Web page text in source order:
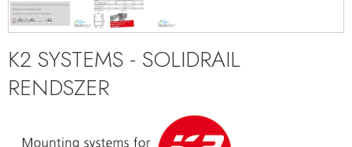
K2 SYSTEMS - SOLIDRAIL
RENDSZER